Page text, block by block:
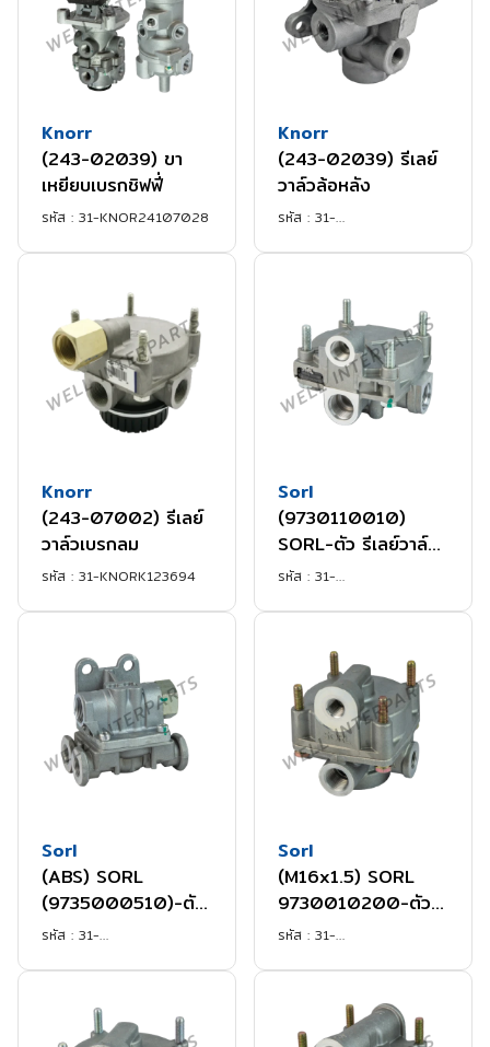
Knorr
(243-02039) ขา
เหยียบเบรกชิฟฟี่
รหัส : 31-KNOR24107028
Knorr
(243-02039) รีเลย์
วาล์วล้อหลัง
รหัส : 31-
Knorr
(243-07002) รีเลย์
วาล์วเบรกลม
รหัส : 31-KNORK123694
Sorl
(9730110010)
SORL-ตัว รีเลย์วาล์ว
BENZ, SINOTRUK
รหัส : 31-
Sorl
(ABS) SORL
(9735000510)-ตัว
วาล์วไล่ลมเร็ว 2 ทาง
รหัส : 31-
Sorl
(M16x1.5) SORL
9730010200-ตัว
วาล์วแบ่งลม
รหัส : 31-